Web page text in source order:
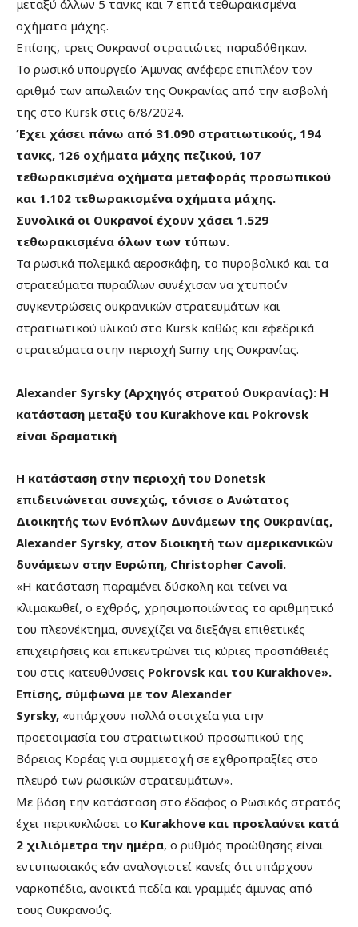
μεταξύ άλλων 5 τανκς και 7 επτά τεθωρακισμένα
οχήματα μάχης.
Επίσης, τρεις Ουκρανοί στρατιώτες παραδόθηκαν.
Το ρωσικό υπουργείο Άμυνας ανέφερε επιπλέον τον
αριθμό των απωλειών της Ουκρανίας από την εισβολή
της στο Kursk στις 6/8/2024.
Έχει χάσει πάνω από 31.090 στρατιωτικούς, 194
τανκς, 126 οχήματα μάχης πεζικού, 107
τεθωρακισμένα οχήματα μεταφοράς προσωπικού
και 1.102 τεθωρακισμένα οχήματα μάχης.
Συνολικά οι Ουκρανοί έχουν χάσει 1.529
τεθωρακισμένα όλων των τύπων.
Τα ρωσικά πολεμικά αεροσκάφη, το πυροβολικό και τα
στρατεύματα πυραύλων συνέχισαν να χτυπούν
συγκεντρώσεις ουκρανικών στρατευμάτων και
στρατιωτικού υλικού στο Kursk καθώς και εφεδρικά
στρατεύματα στην περιοχή Sumy της Ουκρανίας.
Alexander Syrsky (Αρχηγός στρατού Ουκρανίας): Η
κατάσταση μεταξύ του Kurakhove και Pokrovsk
είναι δραματική
Η κατάσταση στην περιοχή του Donetsk
επιδεινώνεται συνεχώς, τόνισε ο Ανώτατος
Διοικητής των Ενόπλων Δυνάμεων της Ουκρανίας,
Alexander Syrsky, στον διοικητή των αμερικανικών
δυνάμεων στην Ευρώπη, Christopher Cavoli.
«Η κατάσταση παραμένει δύσκολη και τείνει να
κλιμακωθεί, ο εχθρός, χρησιμοποιώντας το αριθμητικό
του πλεονέκτημα, συνεχίζει να διεξάγει επιθετικές
επιχειρήσεις και επικεντρώνει τις κύριες προσπάθειές
του στις κατευθύνσεις Pokrovsk και του Kurakhove».
Επίσης, σύμφωνα με τον Alexander
Syrsky, «υπάρχουν πολλά στοιχεία για την
προετοιμασία του στρατιωτικού προσωπικού της
Βόρειας Κορέας για συμμετοχή σε εχθροπραξίες στο
πλευρό των ρωσικών στρατευμάτων».
Με βάση την κατάσταση στο έδαφος ο Ρωσικός στρατός
έχει περικυκλώσει το Kurakhove και προελαύνει κατά
2 χιλιόμετρα την ημέρα, ο ρυθμός προώθησης είναι
εντυπωσιακός εάν αναλογιστεί κανείς ότι υπάρχουν
ναρκοπέδια, ανοικτά πεδία και γραμμές άμυνας από
τους Ουκρανούς.